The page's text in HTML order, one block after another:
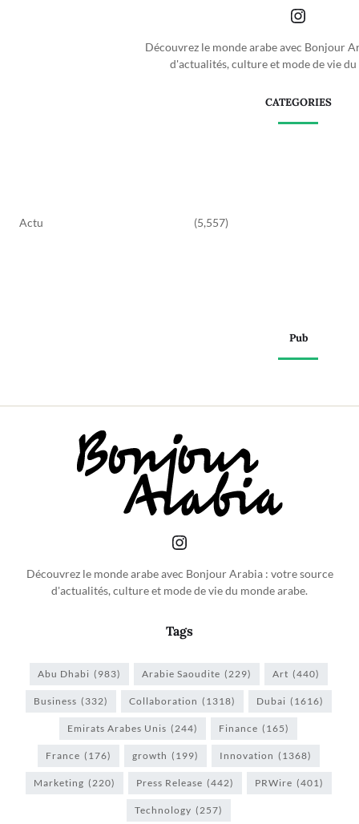
Découvrez le monde arabe avec Bonjour
d'actualités, culture et mode de vie du
CATEGORIES
Actu (5,557)
Pub
Découvrez le monde arabe avec Bonjour Arabia : votre source
d'actualités, culture et mode de vie du monde arabe.
Tags
Abu Dhabi (983) Arabie Saoudite (229) Art (440)
Business (332) Collaboration (1318) Dubai (1616)
Emirats Arabes Unis (244) Finance (165)
France (176) growth (199) Innovation (1368)
Marketing (220) Press Release (442) PRWire (401)
Technology (257)